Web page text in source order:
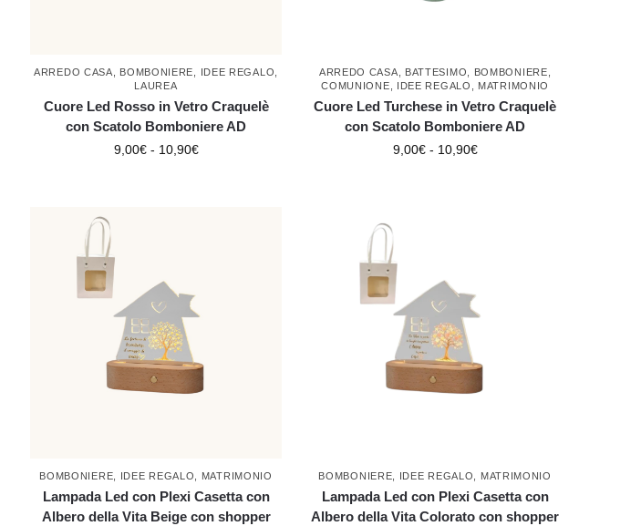
ARREDO CASA BOMBONIERE IDEE REGALO
LAUREA
Cuore Led Rosso in Vetro Craquelè
con Scatolo Bomboniere AD
9,00€ - 10,90€
ARREDO CASA BATTESIMO BOMBONIERE
COMUNIONE
IDEE REGALO MATRIMONIO
Cuore Led Turchese in Vetro Craquelè
con Scatolo Bomboniere AD
9,00€ - 10,90€
BOMBONIERE IDEE REGALO MATRIMONIO
Lampada Led con Plexi Casetta con
Albero della Vita Beige con shopper
BOMBONIERE IDEE REGALO MATRIMONIO
Lampada Led con Plexi Casetta con
Albero della Vita Colorato con shopper